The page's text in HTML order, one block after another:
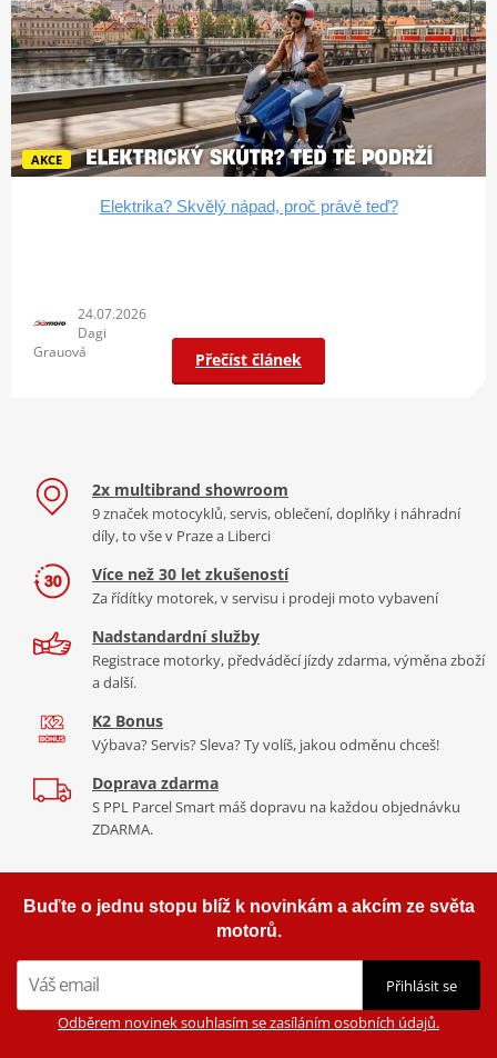
Elektrika? Skvělý nápad, proč právě teď?
AKCE
Přečíst článek
24.07.2026
Dagi
Grauová
2x multibrand showroom
9 značek motocyklů, servis, oblečení, doplňky i náhradní
díly, to vše v Praze a Liberci
Více než 30 let zkušeností
Za řídítky motorek, v servisu i prodeji moto vybavení
Nadstandardní služby
Registrace motorky, předváděcí jízdy zdarma, výměna zboží
a další.
K2 Bonus
Výbava? Servis? Sleva? Ty volíš, jakou odměnu chceš!
Doprava zdarma
S PPL Parcel Smart máš dopravu na každou objednávku
ZDARMA.
Buďte o jednu stopu blíž k novinkám a akcím ze světa
motorů.
Přihlásit se
Odběrem novinek souhlasím se zasíláním osobních údajů.